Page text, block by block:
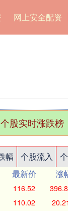
网上安全配资
个股实时涨跌榜
幅 个股流入
最新价 涨
116.52
110.02